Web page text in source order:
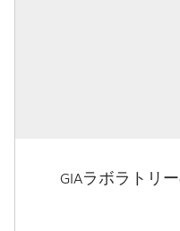
GIAラボラトリ